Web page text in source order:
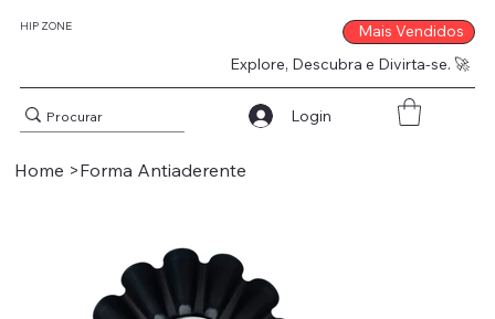
HIP ZONE
Explore, Descubra e Divirta-se. 🚀
Mais Vendidos
Login
Home >Forma Antiaderente